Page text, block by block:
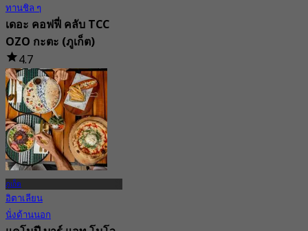
ทานชิล ๆ
เดอะ คอฟฟี่ คลับ TCC
OZO กะตะ (ภูเก็ต)
4.7
196 การจอง
จาก฿ 422.5
ภูเก็ต
อิตาเลียน
นั่งด้านนอก